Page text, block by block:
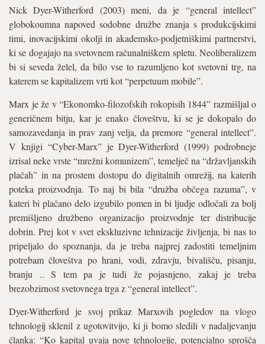
Nick Dyer-Witherford (2003) meni, da je “general intellect”
globokoumna napoved sodobne družbe znanja s produkcijskimi
timi, inovacijskimi okolji in akademsko-podjetniškimi partnerstvi,
ki se dogajajo na svetovnem računalniškem spletu. Neoliberalizem
bi si seveda želel, da bilo vse to razumljeno kot svetovni trg, na
katerem se kapitalizem vrti kot “perpetuum mobile”.
Marx je že v “Ekonomko-filozofskih rokopisih 1844” razmišljal o
generičnem bitju, kar je enako človeštvu, ki se je dokopalo do
samozavedanja in prav zanj velja, da premore “general intellect”.
V knjigi “Cyber-Marx” je Dyer-Witherford (1999) podrobneje
izrisal neke vrste “mrežni komunizem”, temelječ na “državljanskih
plačah” in na prostem dostopu do digitalnih omrežij, na katerih
poteka proizvodnja. To naj bi bila “družba občega razuma”, v
kateri bi plačano delo izgubilo pomen in bi ljudje odločali za bolj
premišljeno družbeno organizacijo proizvodnje ter distribucije
dobrin. Prej kot v svet ekskluzivne tehnizacije življenja, bi nas to
pripeljalo do spoznanja, da je treba najprej zadostiti temeljnim
potrebam človeštva po hrani, vodi, zdravju, bivališču, pisanju,
branju .. S tem pa je tudi že pojasnjeno, zakaj je treba
brezobzirnost svetovnega trga z “general intellect”.
Dyer-Witherford je svoj prikaz Marxovih pogledov na vlogo
tehnologij sklenil z ugotovitvijo, ki ji bomo sledili v nadaljevanju
članka: “Ko kapital uvaja nove tehnologije, potencialno sprošča